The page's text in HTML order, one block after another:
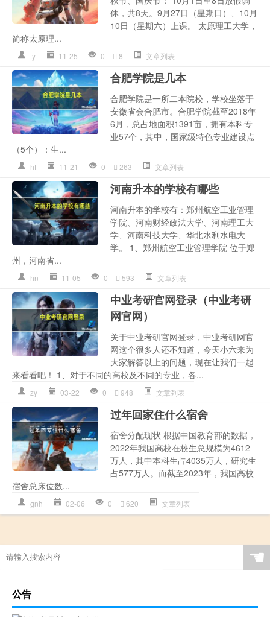
休，共8天。9月27日（星期日）、10月
10日（星期六）上课。 太原理工大学，
简称太原理...
ty 11-25 0 8 文章列表
合肥学院是几本
合肥学院是一所二本院校，学校坐落于
安徽省会合肥市。合肥学院截至2018年
6月，总占地面积1391亩，拥有本科专
业57个，其中，国家级特色专业建设点
（5个）：生...
hf 11-21 0 263 文章列表
河南升本的学校有哪些
河南升本的学校有：郑州航空工业管理
学院、河南财经政法大学、河南理工大
学、河南科技大学、华北水利水电大
学。 1、郑州航空工业管理学院 位于郑
州，河南省...
hn 11-05 0 593 文章列表
中业考研官网登录（中业考研
网官网）
关于中业考研官网登录，中业考研网官
网这个很多人还不知道，今天小六来为
大家解答以上的问题，现在让我们一起
来看看吧！ 1、对于不同的高校及不同的专业，各...
zy 03-22 0 948 文章列表
过年回家住什么宿舍
宿舍分配现状 根据中国教育部的数据，
2022年我国高校在校生总规模为4612
万人，其中本科生占4035万人，研究生
占577万人。而截至2023年，我国高校
宿舍总床位数...
gnh 02-06 0 620 文章列表
☚
公告